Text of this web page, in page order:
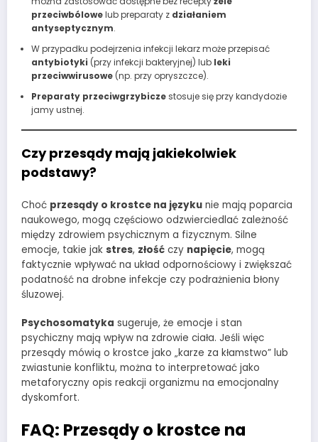
przeciwbólowelub preparaty z działaniem
antyseptycznym.
W przypadku podejrzenia infekcji lekarz może przepisać
antybiotyki (przy infekcji bakteryjnej) lub leki
przeciwwirusowe(np. przy opryszczce).
Preparaty przeciwgrzybiczestosuje się przy kandydozie
jamy ustnej.
Czy przesądy mają jakiekolwiek
podstawy?
Choć przesądy o krostce na języku nie mają poparcia
naukowego, mogą częściowo odzwierciedlać zależność
między zdrowiem psychicznym a fizycznym. Silne
emocje, takie jak stres, złość czy napięcie, mogą
faktycznie wpływać na układ odpornościowy i zwiększać
podatność na drobne infekcje czy podrażnienia błony
śluzowej.
Psychosomatyka sugeruje, że emocje i stan
psychiczny mają wpływ na zdrowie ciała. Jeśli więc
przesądy mówią o krostce jako „karze za kłamstwo” lub
zwiastunie konfliktu, można to interpretować jako
metaforyczny opis reakcji organizmu na emocjonalny
dyskomfort.
FAQ: Przesądy o krostce na